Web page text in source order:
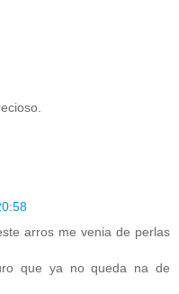
arros me venia de perlas
que ya no queda na de